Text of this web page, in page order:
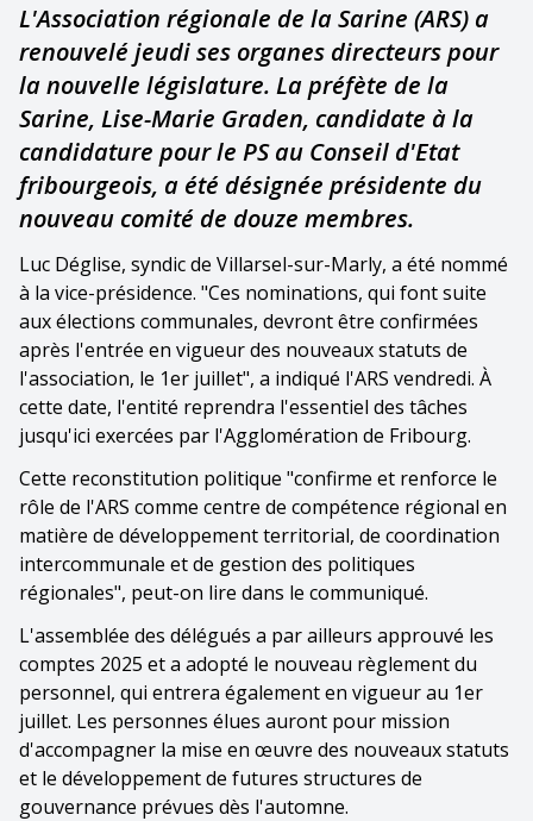
L'Association régionale de la Sarine (ARS) a
renouvelé jeudi ses organes directeurs pour
la nouvelle législature. La préfète de la
Sarine, Lise-Marie Graden, candidate à la
candidature pour le PS au Conseil d'Etat
fribourgeois, a été désignée présidente du
nouveau comité de douze membres.
Luc Déglise, syndic de Villarsel-sur-Marly, a été nommé
à la vice-présidence. "Ces nominations, qui font suite
aux élections communales, devront être confirmées
après l'entrée en vigueur des nouveaux statuts de
l'association, le 1er juillet", a indiqué l'ARS vendredi. À
cette date, l'entité reprendra l'essentiel des tâches
jusqu'ici exercées par l'Agglomération de Fribourg.
Cette reconstitution politique "confirme et renforce le
rôle de l'ARS comme centre de compétence régional en
matière de développement territorial, de coordination
intercommunale et de gestion des politiques
régionales", peut-on lire dans le communiqué.
L'assemblée des délégués a par ailleurs approuvé les
comptes 2025 et a adopté le nouveau règlement du
personnel, qui entrera également en vigueur au 1er
juillet. Les personnes élues auront pour mission
d'accompagner la mise en œuvre des nouveaux statuts
et le développement de futures structures de
gouvernance prévues dès l'automne.